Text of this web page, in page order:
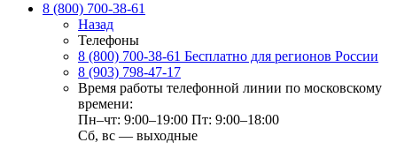
8 (800) 700-38-61
Назад
Телефоны
8 (800) 700-38-61 Бесплатно для регионов России
8 (903) 798-47-17
Время работы телефонной линии по московскому
времени:
Пн–чт: 9:00–19:00 Пт: 9:00–18:00
Сб, вс — выходные